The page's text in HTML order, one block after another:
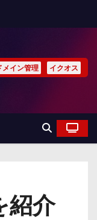
メイン管理 イクオス
紹介